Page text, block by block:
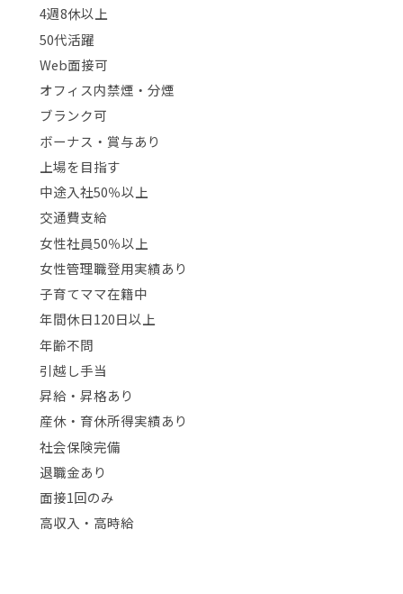
4週8休以上
50代活躍
Web面接可
オフィス内禁煙・分煙
ブランク可
ボーナス・賞与あり
上場を目指す
中途入社50％以上
交通費支給
女性社員50％以上
女性管理職登用実績あり
子育てママ在籍中
年間休日120日以上
年齢不問
引越し手当
昇給・昇格あり
産休・育休所得実績あり
社会保険完備
退職金あり
面接1回のみ
高収入・高時給